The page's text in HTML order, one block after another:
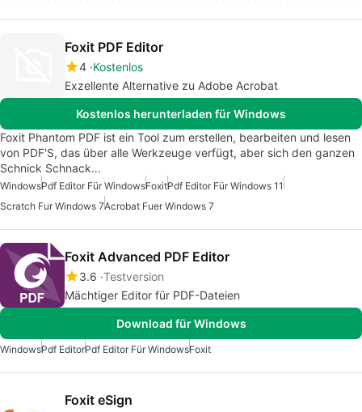
Foxit PDF Editor
4 Kostenlos
Exzellente Alternative zu Adobe Acrobat
Kostenlos herunterladen für Windows
Foxit Phantom PDF ist ein Tool zum erstellen, bearbeiten und lesen
von PDF'S, das über alle Werkzeuge verfügt, aber sich den ganzen
Schnick Schnack…
WindowsPdf Editor Für WindowsFoxitPdf Editor Für Windows 11
Scratch Fur Windows 7Acrobat Fuer Windows 7
Foxit Advanced PDF Editor
3.6 Testversion
Mächtiger Editor für PDF-Dateien
Download für Windows
WindowsPdf EditorPdf Editor Für WindowsFoxit
Foxit eSign